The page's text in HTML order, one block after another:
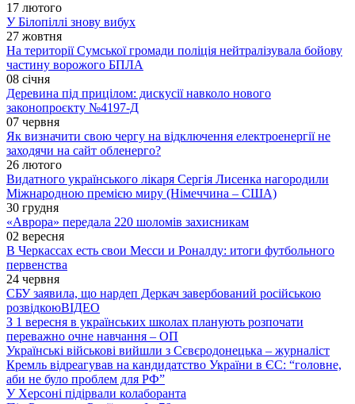
17 лютого
У Білопіллі знову вибух
27 жовтня
На території Сумської громади поліція нейтралізувала бойову
частину ворожого БПЛА
08 січня
Деревина під прицілом: дискусії навколо нового
законопроєкту №4197-Д
07 червня
Як визначити свою чергу на відключення електроенергії не
заходячи на сайт обленерго?
26 лютого
Видатного українського лікаря Сергія Лисенка нагородили
Міжнародною премією миру (Німеччина – США)
30 грудня
«Аврора» передала 220 шоломів захисникам
02 вересня
В Черкассах есть свои Месси и Роналду: итоги футбольного
первенства
24 червня
СБУ заявила, що нардеп Деркач завербований російською
розвідкоюВІДЕО
З 1 вересня в українських школах планують розпочати
переважно очне навчання – ОП
Українські військові вийшли з Сєвєродонецька – журналіст
Кремль відреагував на кандидатство України в ЄС: “головне,
аби не було проблем для РФ”
У Херсоні підірвали колаборанта